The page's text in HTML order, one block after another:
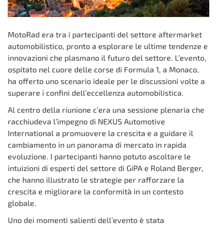
MotoRad era tra i partecipanti del settore aftermarket
automobilistico, pronto a esplorare le ultime tendenze e
innovazioni che plasmano il futuro del settore. L’evento,
ospitato nel cuore delle corse di Formula 1, a Monaco,
ha offerto uno scenario ideale per le discussioni volte a
superare i confini dell’eccellenza automobilistica.
Al centro della riunione c’era una sessione plenaria che
racchiudeva l’impegno di NEXUS Automotive
International a promuovere la crescita e a guidare il
cambiamento in un panorama di mercato in rapida
evoluzione. I partecipanti hanno potuto ascoltare le
intuizioni di esperti del settore di GiPA e Roland Berger,
che hanno illustrato le strategie per rafforzare la
crescita e migliorare la conformità in un contesto
globale.
Uno dei momenti salienti dell’evento è stata